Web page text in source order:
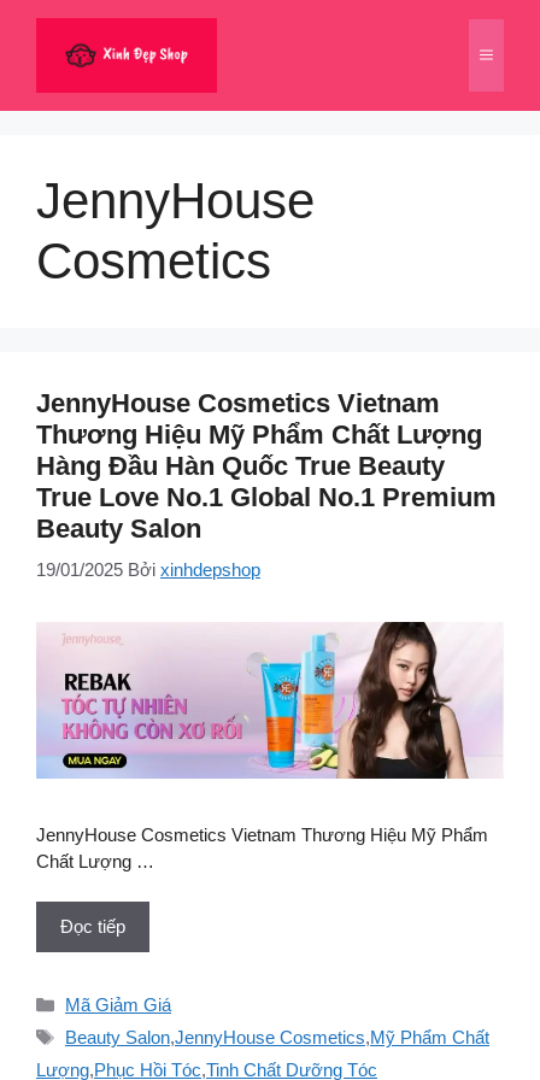
dung
Menu
JennyHouse
Cosmetics
JennyHouse Cosmetics Vietnam
Thương Hiệu Mỹ Phẩm Chất Lượng
Hàng Đầu Hàn Quốc True Beauty
True Love No.1 Global No.1 Premium
Beauty Salon
19/01/2025 Bởi xinhdepshop
JennyHouse Cosmetics Vietnam Thương Hiệu Mỹ Phẩm
Chất Lượng …
Đọc tiếp
Danh
mục
Mã Giảm Giá
Thẻ
Beauty Salon,JennyHouse Cosmetics,Mỹ Phẩm Chất
Lượng,Phục Hồi Tóc,Tinh Chất Dưỡng Tóc